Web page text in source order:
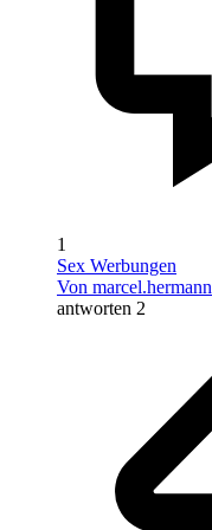
1
Sex Werbungen
Von marcel.hermann
antworten 2